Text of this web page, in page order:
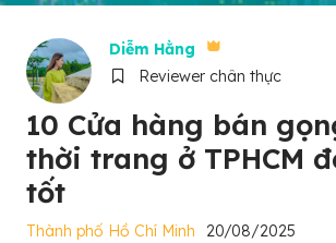
Diễm Hằng
Reviewer chân thực
10 Cửa hàng bán
thời trang ở TPHCM
tốt
Thành phố Hồ Chí Minh 20/08/2025